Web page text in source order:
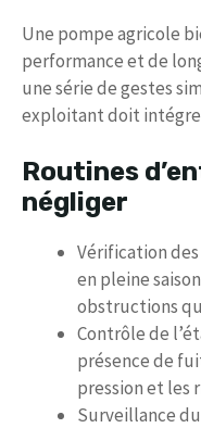
Une pompe agricole
performance et de
une série de gestes
exploitant doit
Routines
négliger
Vérification
en pleine
obstructions
Contrôle de
présence de
pression et les
Surveillance